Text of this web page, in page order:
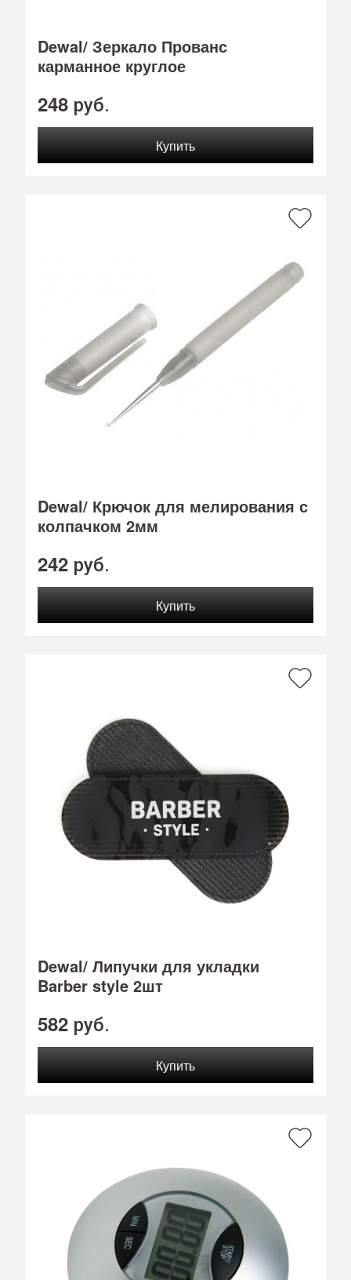
Dewal/ Зеркало Прованс
карманное круглое
248 руб.
Dewal/ Крючок для мелирования с
колпачком 2мм
242 руб.
Dewal/ Липучки для укладки
Barber style 2шт
582 руб.